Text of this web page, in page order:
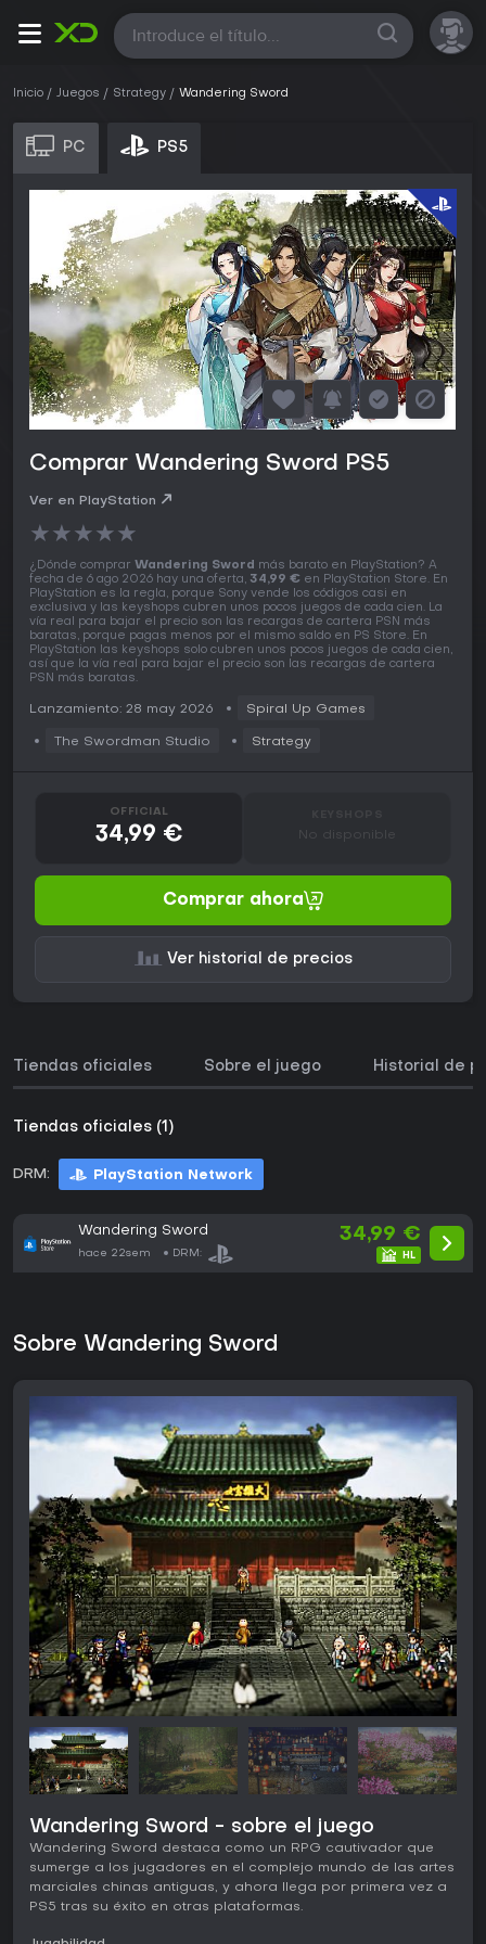
Todas
Inicio Juegos Strategy Wandering Sword
PC PS5
Comprar Wandering Sword PS5
Ver en PlayStation
★★★★★
¿Dónde comprar Wandering Sword más barato en PlayStation? A
fecha de 6 ago 2026 hay una oferta, 34,99 € en PlayStation Store. En
PlayStation es la regla, porque Sony vende los códigos casi en
exclusiva y las keyshops cubren unos pocos juegos de cada cien. La
vía real para bajar el precio son las recargas de cartera PSN más
baratas, porque pagas menos por el mismo saldo en PS Store. En
PlayStation las keyshops solo cubren unos pocos juegos de cada cien,
así que la vía real para bajar el precio son las recargas de cartera
PSN más baratas.
Lanzamiento: 28 may 2026 Spiral Up Games
The Swordman Studio Strategy
OFFICIAL
34,99 € No disponible
Comprar ahora
Ver historial de precios
Tiendas oficiales Sobre el juego Historial de
Tiendas oficiales (1)
DRM: PlayStation Network
Wandering Sword
hace 22sem DRM:
34,99 €
Sobre Wandering Sword
Wandering Sword - sobre el juego
Wandering Sword destaca como un RPG cautivador que
sumerge a los jugadores en el complejo mundo de las artes
marciales chinas antiguas, y ahora llega por primera vez a
PS5 tras su éxito en otras plataformas.